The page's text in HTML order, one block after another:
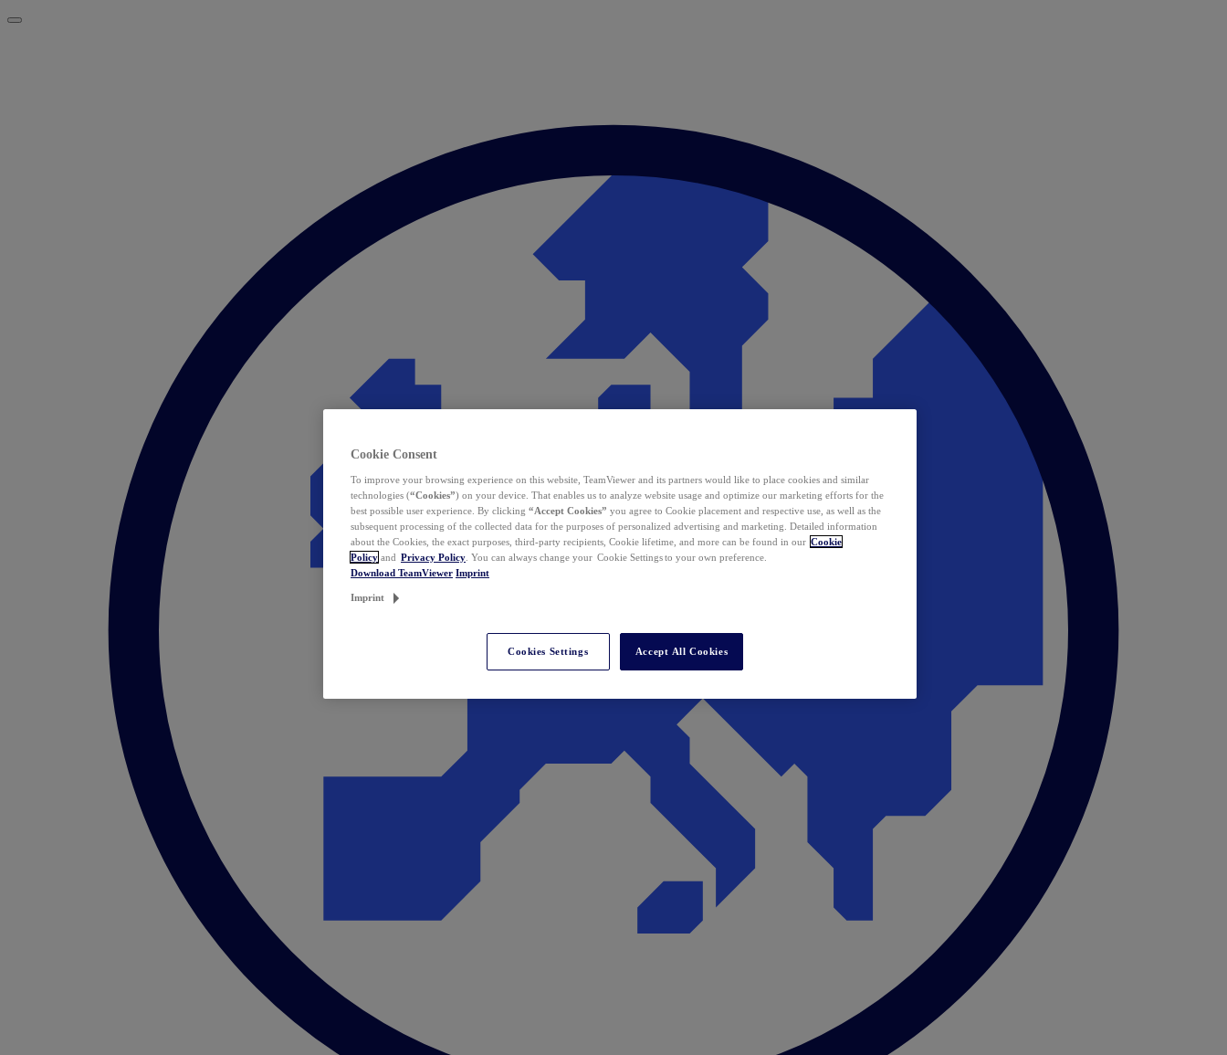
Cookie Consent
To improve your browsing experience on this website, TeamViewer and its partners would like to place cookies and similar
technologies (“Cookies”) on your device. That enables us to analyze website usage and optimize our marketing efforts for the
best possible user experience. By clicking “Accept Cookies” you agree to Cookie placement and respective use, as well as the
subsequent processing of the collected data for the purposes of personalized advertising and marketing. Detailed information
about the Cookies, the exact purposes, third-party recipients, Cookie lifetime, and more can be found in our Cookie
Policy and Privacy Policy . You can always change your Cookie Settings to your own preference.
Download TeamViewer Imprint
Imprint
Cookies Settings Accept All Cookies